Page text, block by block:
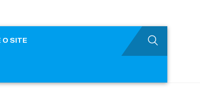
O SITE